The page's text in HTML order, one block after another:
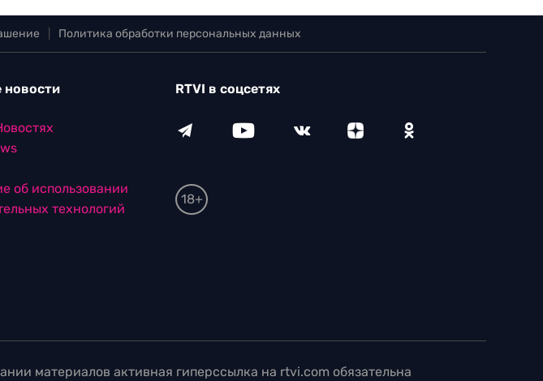
Политика обработки персональных данных
об использовании
технологий
RTVI в соцсетях
18+
материалов активная гиперссылка на rtvi.com обязательна